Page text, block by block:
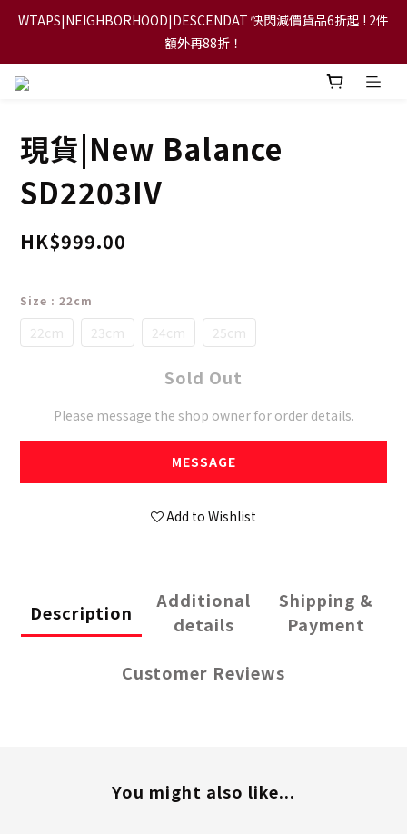
【FLASH SALE 兩件指定現貨產品即享88折】
WTAPS|NEIGHBORHOOD|DESCENDAT 快閃減價貨品6折起 ! 2件
額外再88折！
【立即加入會員，每次消費將可獲禮金回贈下一次使用！】
【FLASH SALE 兩件指定現貨產品即享88折】
現貨|New Balance
SD2203IV
HK$999.00
Size : 22cm
22cm 23cm 24cm 25cm
Sold Out
Please message the shop owner for order details.
MESSAGE
Add to Wishlist
Description
Additional
details
Shipping &
Payment
Customer Reviews
You might also like...